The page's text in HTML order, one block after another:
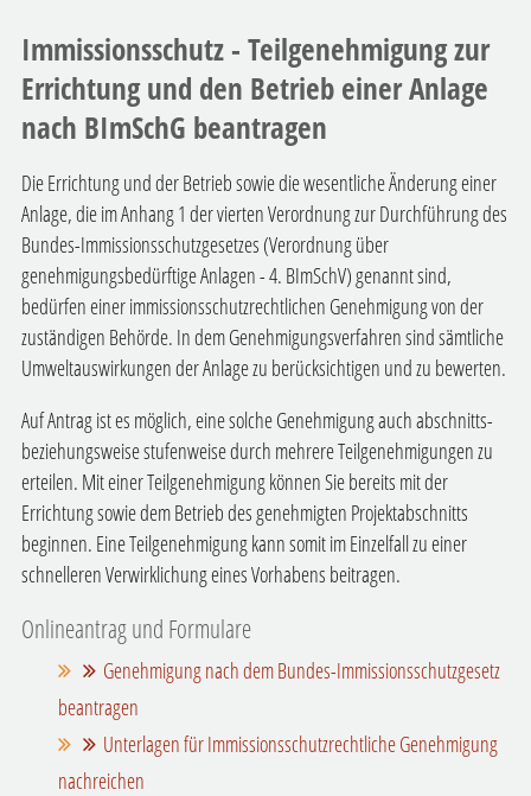
Immissionsschutz - Teilgenehmigung zur
Errichtung und den Betrieb einer Anlage
nach BImSchG beantragen
Die Errichtung und der Betrieb sowie die wesentliche Änderung einer
Anlage, die im Anhang 1 der vierten Verordnung zur Durchführung des
Bundes-Immissionsschutzgesetzes (Verordnung über
genehmigungsbedürftige Anlagen - 4. BImSchV) genannt sind,
bedürfen einer immissionsschutzrechtlichen Genehmigung von der
zuständigen Behörde. In dem Genehmigungsverfahren sind sämtliche
Umweltauswirkungen der Anlage zu berücksichtigen und zu bewerten.
Auf Antrag ist es möglich, eine solche Genehmigung auch abschnitts-
beziehungsweise stufenweise durch mehrere Teilgenehmigungen zu
erteilen. Mit einer Teilgenehmigung können Sie bereits mit der
Errichtung sowie dem Betrieb des genehmigten Projektabschnitts
beginnen. Eine Teilgenehmigung kann somit im Einzelfall zu einer
schnelleren Verwirklichung eines Vorhabens beitragen.
Onlineantrag und Formulare
Genehmigung nach dem Bundes-Immissionsschutzgesetz
beantragen
Unterlagen für Immissionsschutzrechtliche Genehmigung
nachreichen